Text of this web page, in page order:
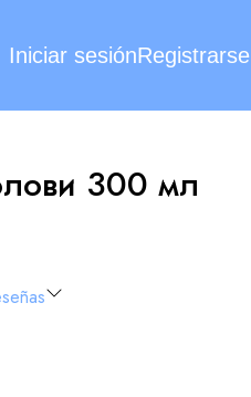
Iniciar sesiónRegistrarse
300 мл